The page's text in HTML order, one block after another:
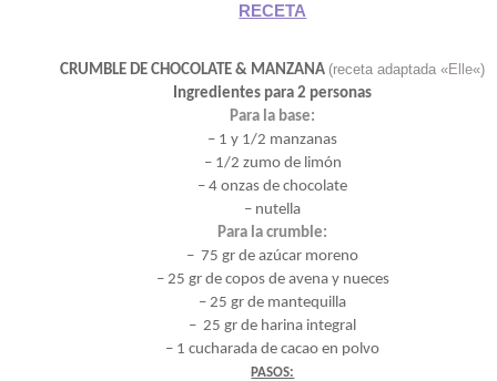
RECETA
CRUMBLE DE CHOCOLATE & MANZANA (receta adaptada «Elle«)
Ingredientes para 2 personas
Para la base:
– 1 y 1/2 manzanas
– 1/2 zumo de limón
– 4 onzas de chocolate
– nutella
Para la crumble:
– 75 gr de azúcar moreno
– 25 gr de copos de avena y nueces
– 25 gr de mantequilla
– 25 gr de harina integral
– 1 cucharada de cacao en polvo
PASOS: